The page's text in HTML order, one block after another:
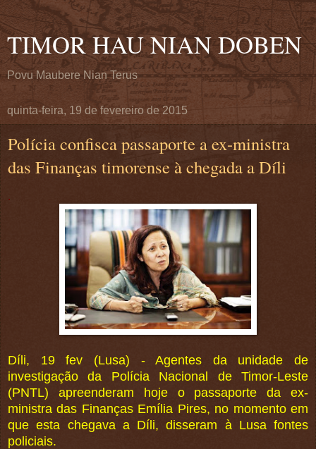
TIMOR HAU NIAN DOBEN
Povu Maubere Nian Terus
quinta-feira, 19 de fevereiro de 2015
Polícia confisca passaporte a ex-ministra
das Finanças timorense à chegada a Díli
.
Díli, 19 fev (Lusa) - Agentes da unidade de
investigação da Polícia Nacional de Timor-Leste
(PNTL) apreenderam hoje o passaporte da ex-
ministra das Finanças Emília Pires, no momento em
que esta chegava a Díli, disseram à Lusa fontes
policiais.